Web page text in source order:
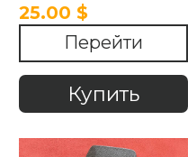
25.00 $
Перейти
Купить